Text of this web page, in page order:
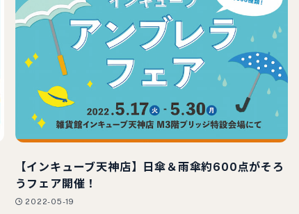
【インキューブ天神店】日傘＆雨傘約600点がそろ
うフェア開催！
2022-05-19